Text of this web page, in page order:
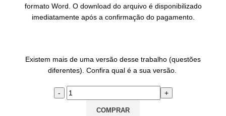
formato Word. O download do arquivo é disponibilizado
imediatamente após a confirmação do pagamento.
Existem mais de uma versão desse trabalho (questões
diferentes). Confira qual é a sua versão.
COMPRAR